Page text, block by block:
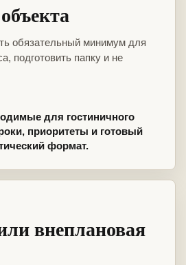
обязательный минимум для
подготовить папку и не
для гостиничного
приоритеты и готовый
формат.
внеплановая